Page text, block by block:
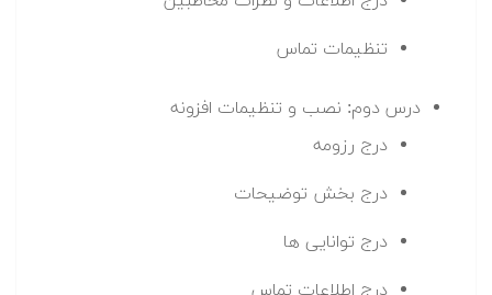
تنظیمات تماس
درس دوم: نصب و تنظیمات افزونه
درج رزومه
درج بخش توضیحات
درج توانایی ها